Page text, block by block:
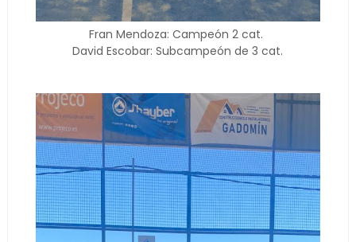
Fran Mendoza: Campeón 2 cat.
David Escobar: Subcampeón de 3 cat.